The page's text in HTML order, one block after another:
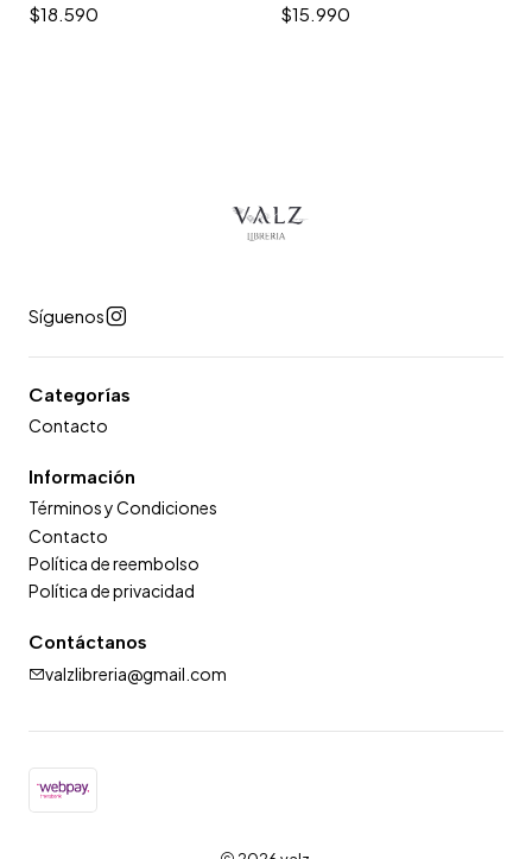
$18.590 $15.990
Síguenos
Categorías
Contacto
Información
Términos y Condiciones
Contacto
Política de reembolso
Política de privacidad
Contáctanos
valzlibreria@gmail.com